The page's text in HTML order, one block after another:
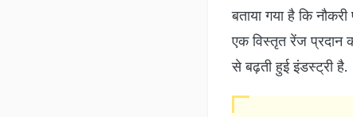
बताया गया है कि
एक विस्तृत रेंज प्रदान
से बढ़ती हुई इंडस्ट्री है.